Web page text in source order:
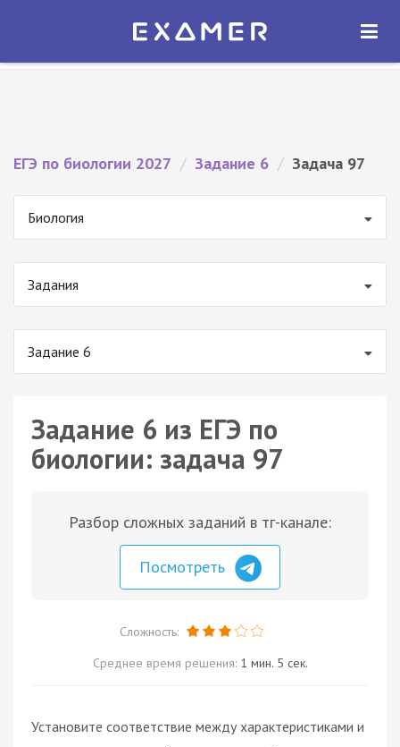
Экзамер — ЕГЭ 2027
ОТКРЫТЬ
ЕГЭ по биологии 2027 / Задание 6 / Задача 97
Биология
Задания
Задание 6
Задание 6 из ЕГЭ по
биологии: задача 97
Разбор сложных заданий в тг-канале:
Посмотреть
Сложность:
Среднее время решения: 1 мин. 5 сек.
Установите соответствие между характеристиками и